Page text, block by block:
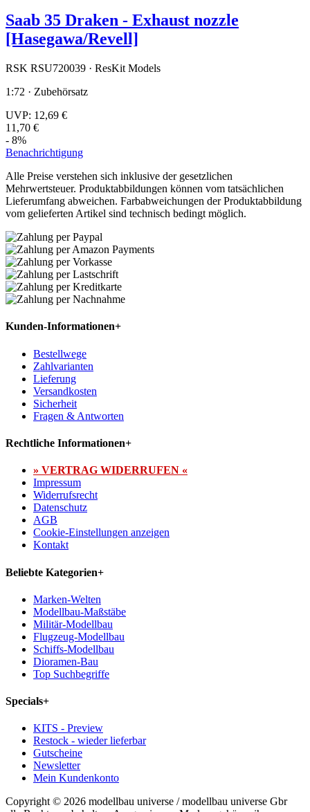
Saab 35 Draken - Exhaust nozzle
[Hasegawa/Revell]
RSK RSU720039 · ResKit Models
1:72 · Zubehörsatz
UVP: 12,69 €
11,70 €
- 8%
Benachrichtigung
Alle Preise verstehen sich inklusive der gesetzlichen
Mehrwertsteuer. Produktabbildungen können vom tatsächlichen
Lieferumfang abweichen. Farbabweichungen der Produktabbildung
vom gelieferten Artikel sind technisch bedingt möglich.
Kunden-Informationen+
Bestellwege
Zahlvarianten
Lieferung
Versandkosten
Sicherheit
Fragen & Antworten
Rechtliche Informationen+
» VERTRAG WIDERRUFEN «
Impressum
Widerrufsrecht
Datenschutz
AGB
Cookie-Einstellungen anzeigen
Kontakt
Beliebte Kategorien+
Marken-Welten
Modellbau-Maßstäbe
Militär-Modellbau
Flugzeug-Modellbau
Schiffs-Modellbau
Dioramen-Bau
Top Suchbegriffe
Specials+
KITS - Preview
Restock - wieder lieferbar
Gutscheine
Newsletter
Mein Kundenkonto
Copyright © 2026 modellbau universe / modellbau universe Gbr